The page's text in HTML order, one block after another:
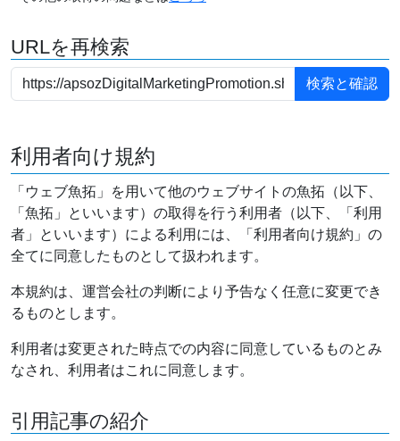
URLを再検索
利用者向け規約
「ウェブ魚拓」を用いて他のウェブサイトの魚拓（以下、
「魚拓」といいます）の取得を行う利用者（以下、「利用
者」といいます）による利用には、「利用者向け規約」の
全てに同意したものとして扱われます。
本規約は、運営会社の判断により予告なく任意に変更でき
るものとします。
利用者は変更された時点での内容に同意しているものとみ
なされ、利用者はこれに同意します。
引用記事の紹介